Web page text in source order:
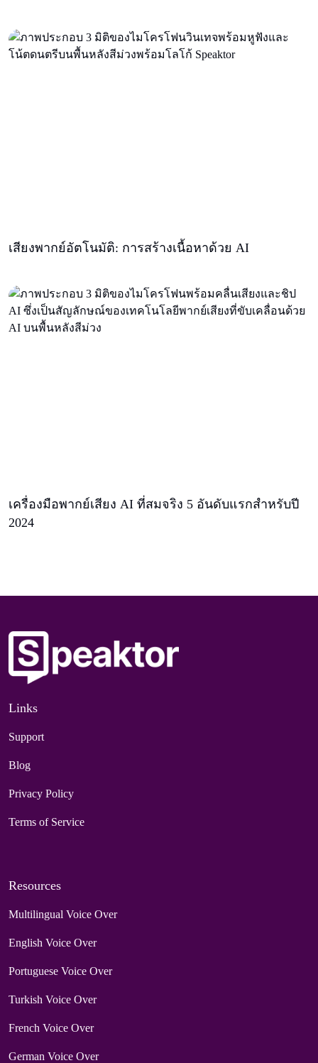
เสียงพากย์อัตโนมัติ: การสร้างเนื้อหาด้วย AI
เครื่องมือพากย์เสียง AI ที่สมจริง 5 อันดับแรกสําหรับปี
2024
Links
Support
Blog
Privacy Policy
Terms of Service
Resources
Multilingual Voice Over
English Voice Over
Portuguese Voice Over
Turkish Voice Over
French Voice Over
German Voice Over